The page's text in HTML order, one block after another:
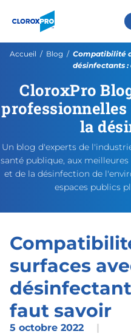
Accueil Blog Page actuelle:
Compatibilité
désinfectants :
CloroxPro
la
Un blog d'experts de
santé publique, aux
et de la désinfection de
espaces publics
surfaces
faut savoir
5 octobre 2022 |